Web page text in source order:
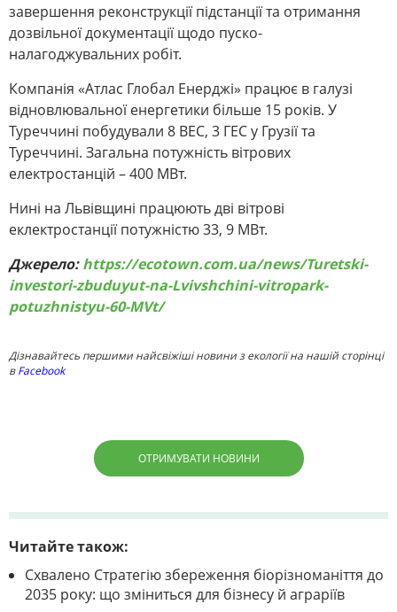
завершення реконструкції підстанції та отримання
дозвільної документації щодо пуско-
налагоджувальних робіт.
Компанія «Атлас Глобал Енерджі» працює в галузі
відновлювальної енергетики більше 15 років. У
Туреччині побудували 8 ВЕС, 3 ГЕС у Грузії та
Туреччині. Загальна потужність вітрових
електростанцій – 400 МВт.
Нині на Львівщині працюють дві вітрові
еклектростанції потужністю 33, 9 МВт.
Джерело:https://ecotown.com.ua/news/Turetski-
investori-zbuduyut-na-Lvivshchini-vitropark-
potuzhnistyu-60-MVt/
Дізнавайтесь першими найсвіжіші новини з екології на нашій сторінці
вFacebook
ОТРИМУВАТИ НОВИНИ
Читайте також:
Схвалено Стратегію збереження біорізноманіття до
2035 року: що зміниться для бізнесу й аграріїв